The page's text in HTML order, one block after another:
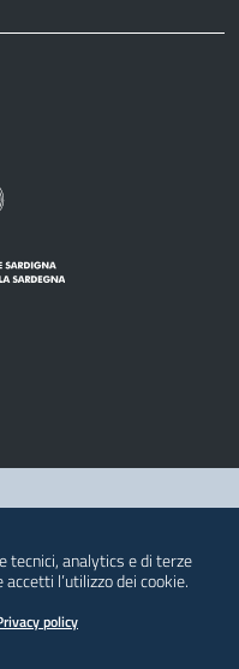
Autonoma della Sardegna
tecnici, analytics e di terze
l’utilizzo dei cookie.
policy